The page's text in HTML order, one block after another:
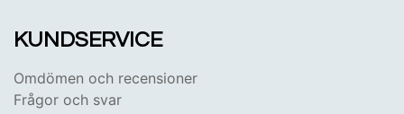
KUNDSERVICE
Omdömen och recensioner
Frågor och svar